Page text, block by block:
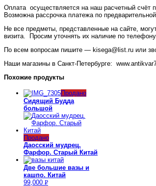
Оплата осуществляется на наш расчетный счёт
Возможна рассрочка платежа по
Не все предметы, представленные на сайте,
визита. Просим уточнять их наличие по
По всем вопросам пишите — kisega@list.ru или
Наши магазины в Санкт-Петербурге:
Похожие продукты
Продано
Сидящий Будда
большой
Продано
Даосский мудрец.
Фарфор. Старый Китай
Две большие вазы и
кашпо. Китай
99,000 Р